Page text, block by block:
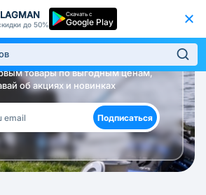
до 50%
Скачать с
Google Play
в курсе!
товары по выгодным ценам,
об акциях и новинках
Подписаться